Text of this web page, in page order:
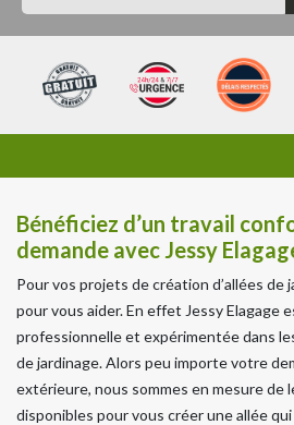
Bénéficiez d’un travail
demande avec Jessy
Pour vos projets de création d’allées de
pour vous aider. En effet Jessy Elagage
professionnelle et expérimentée dans
de jardinage. Alors peu importe votre
extérieure, nous sommes en mesure de
disponibles pour vous créer une allée